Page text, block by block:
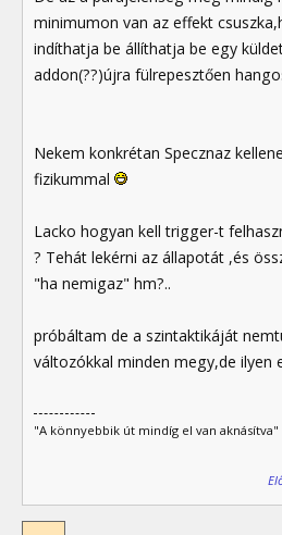
minimumon van az effekt
indíthatja be állíthatja be egy
addon(??)újra fülrepesztően
Nekem konkrétan Specznaz
fizikummal
Lacko hogyan kell trigger-t
? Tehát lekérni az állapotát ,és
"ha nemigaz" hm?..
próbáltam de a szintaktikáját
változókkal minden megy,de ilyen
"A könnyebbik út mindíg el van aknásítva"